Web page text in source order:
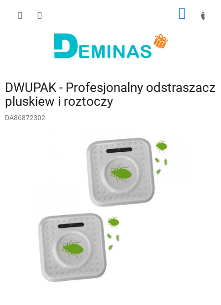
DWUPAK - Profesjonalny odstraszacz
pluskiew i roztoczy
DA86872302